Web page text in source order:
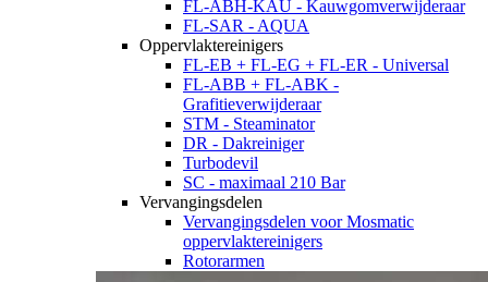
FL-ABH-KAU - Kauwgomverwijderaar
FL-SAR - AQUA
Oppervlaktereinigers
FL-EB + FL-EG + FL-ER - Universal
FL-ABB + FL-ABK -
Grafitieverwijderaar
STM - Steaminator
DR - Dakreiniger
Turbodevil
SC - maximaal 210 Bar
Vervangingsdelen
Vervangingsdelen voor Mosmatic
oppervlaktereinigers
Rotorarmen